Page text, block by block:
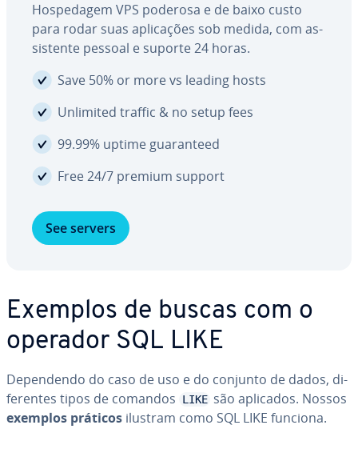
Hos­pe­da­gem VPS poderosa e de baixo custo
para rodar suas apli­ca­ções sob medida, com as­
sis­tente pessoal e suporte 24 horas.
Save 50% or more vs leading hosts
Unlimited traffic & no setup fees
99.99% uptime gua­ran­teed
Free 24/7 premium support
See servers
Exemplos de buscas com o
operador SQL LIKE
De­pen­dendo do caso de uso e do conjunto de dados, di­
fe­ren­tes tipos de comandos
LIKE são aplicados. Nossos
exemplos práticos ilustram como SQL LIKE funciona.